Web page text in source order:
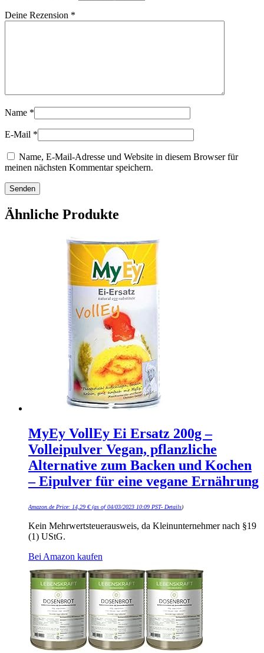
Deine Rezension *
Name *
E-Mail *
Name, E-Mail-Adresse und Website in diesem Browser für
meinen nächsten Kommentar speichern.
Ähnliche Produkte
MyEy VollEy Ei Ersatz 200g –
Volleipulver Vegan, pflanzliche
Alternative zum Backen und Kochen
– Eipulver für eine vegane Ernährung
Amazon.de Price: 14,29 €(as of 04/03/2023 10:09 PST- Details)
Kein Mehrwertsteuerausweis, da Kleinunternehmer nach §19
(1) UStG.
Bei Amazon kaufen